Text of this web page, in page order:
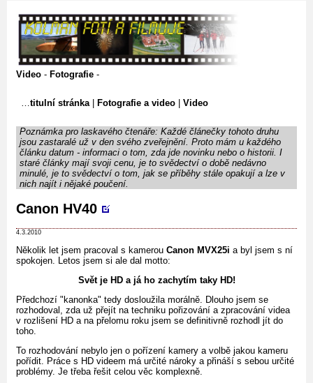
Video - Fotografie -
titulní stránka| Fotografie a video| Video
Poznámka pro laskavého čtenáře: Každé článečky tohoto druhu
jsou zastaralé už v den svého zveřejnění. Proto mám u každého
článku datum - informaci o tom, zda jde novinku nebo o historii. I
staré články mají svoji cenu, je to svědectví o době nedávno
minulé, je to svědectví o tom, jak se příběhy stále opakují a lze v
nich najít i nějaké poučení.
Canon HV40
4.3.2010
Několik let jsem pracoval s kamerou Canon MVX25i a byl jsem s ní
spokojen. Letos jsem si ale dal motto:
Svět je HD a já ho zachytím taky HD!
Předchozí "kanonka" tedy dosloužila morálně. Dlouho jsem se
rozhodoval, zda už přejít na techniku pořizování a zpracování videa
v rozlišení HD a na přelomu roku jsem se definitivně rozhodl jít do
toho.
To rozhodování nebylo jen o pořízení kamery a volbě jakou kameru
pořídit. Práce s HD videem má určité nároky a přináší s sebou určité
problémy. Je třeba řešit celou věc komplexně.